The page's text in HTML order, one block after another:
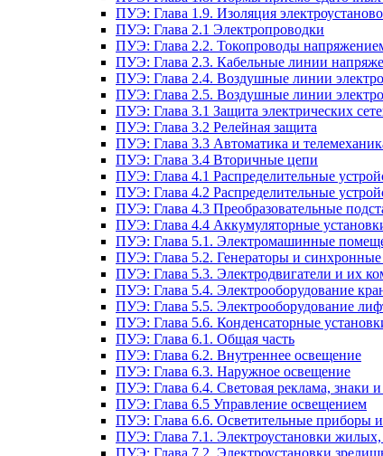
ПУЭ: Глава 1.9. Изоляция
ПУЭ: Глава 2.1 Электропроводки
ПУЭ: Глава 2.2. Токопроводы
ПУЭ: Глава 2.3. Кабельные линии
ПУЭ: Глава 2.4. Воздушные линии
ПУЭ: Глава 2.5. Воздушные линии
ПУЭ: Глава 3.1 Защита электрических
ПУЭ: Глава 3.2 Релейная защита
ПУЭ: Глава 3.3 Автоматика и
ПУЭ: Глава 3.4 Вторичные цепи
ПУЭ: Глава 4.1 Распределительные
ПУЭ: Глава 4.2 Распределительные
ПУЭ: Глава 4.3 Преобразовательные
ПУЭ: Глава 4.4 Аккумуляторные
ПУЭ: Глава 5.1. Электромашинные
ПУЭ: Глава 5.2. Генераторы и
ПУЭ: Глава 5.3. Электродвигатели и их
ПУЭ: Глава 5.4. Электрооборудование
ПУЭ: Глава 5.5. Электрооборудование
ПУЭ: Глава 5.6. Конденсаторные
ПУЭ: Глава 6.1. Общая часть
ПУЭ: Глава 6.2. Внутреннее освещение
ПУЭ: Глава 6.3. Наружное освещение
ПУЭ: Глава 6.4. Световая реклама, знаки
ПУЭ: Глава 6.5 Управление освещением
ПУЭ: Глава 6.6. Осветительные приборы и
ПУЭ: Глава 7.1. Электроустановки
ПУЭ: Глава 7.2. Электроустановки